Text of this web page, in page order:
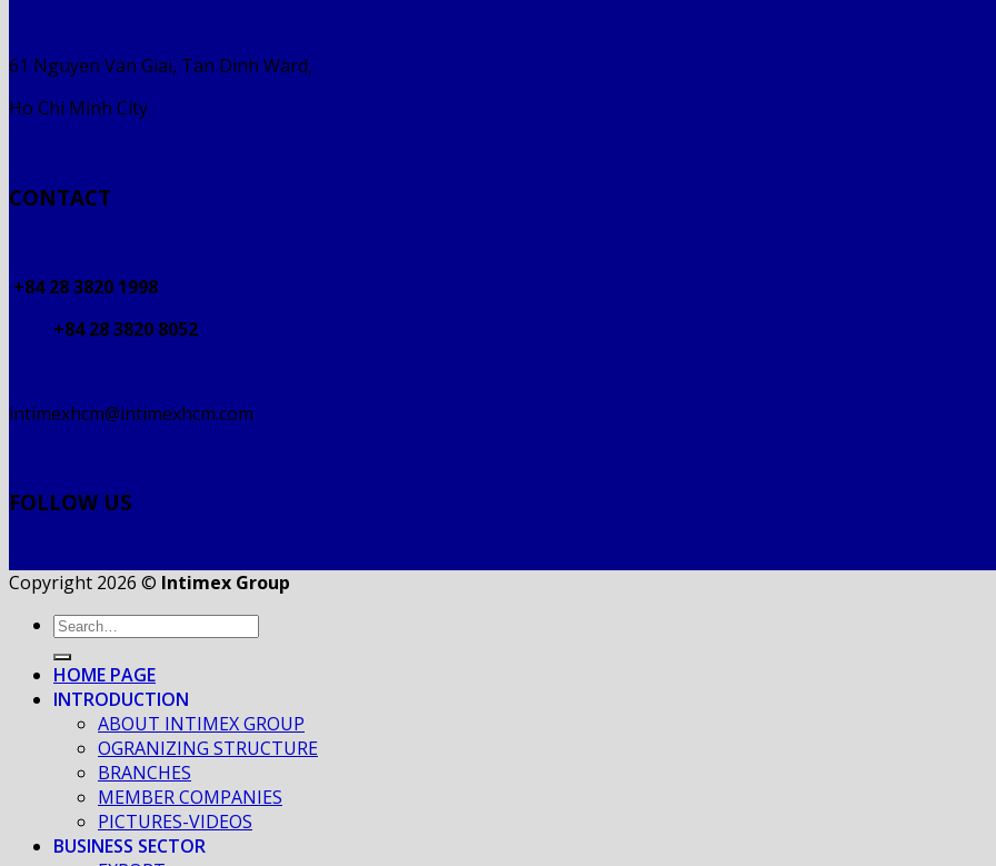
61 Nguyen Van Giai, Tan Dinh Ward,
Ho Chi Minh City
CONTACT
+84 28 3820 1998
+84 28 3820 8052
intimexhcm@intimexhcm.com
FOLLOW US
Copyright 2026 © Intimex Group
HOME PAGE
INTRODUCTION
ABOUT INTIMEX GROUP
OGRANIZING STRUCTURE
BRANCHES
MEMBER COMPANIES
PICTURES-VIDEOS
BUSINESS SECTOR